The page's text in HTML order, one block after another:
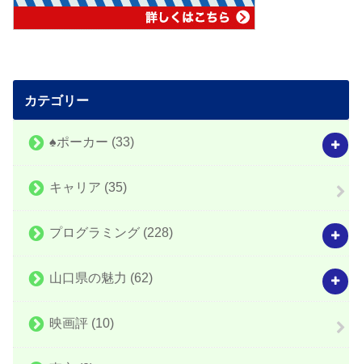
カテゴリー
♠️ポーカー (33)
キャリア (35)
プログラミング (228)
山口県の魅力 (62)
映画評 (10)